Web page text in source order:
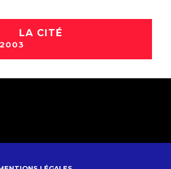
LA CITÉ